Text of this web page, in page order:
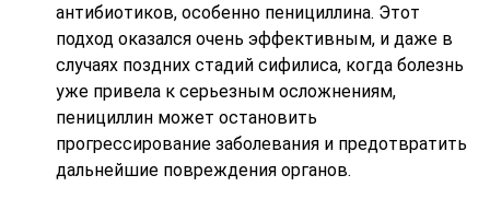
антибиотиков, особенно пенициллина. Этот
подход оказался очень эффективным, и даже в
случаях поздних стадий сифилиса, когда болезнь
уже привела к серьезным осложнениям,
пенициллин может остановить
прогрессирование заболевания и предотвратить
дальнейшие повреждения органов.